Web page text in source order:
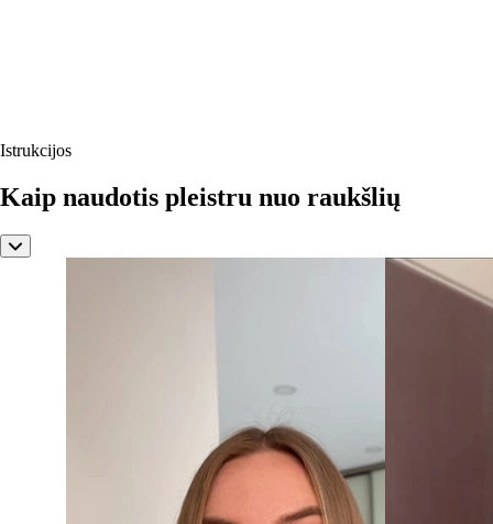
Istrukcijos
Kaip naudotis pleistru nuo raukšlių